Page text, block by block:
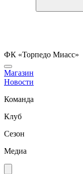
ФК «Торпедо Миасс»
Магазин
Новости
Команда
Клуб
Сезон
Медиа